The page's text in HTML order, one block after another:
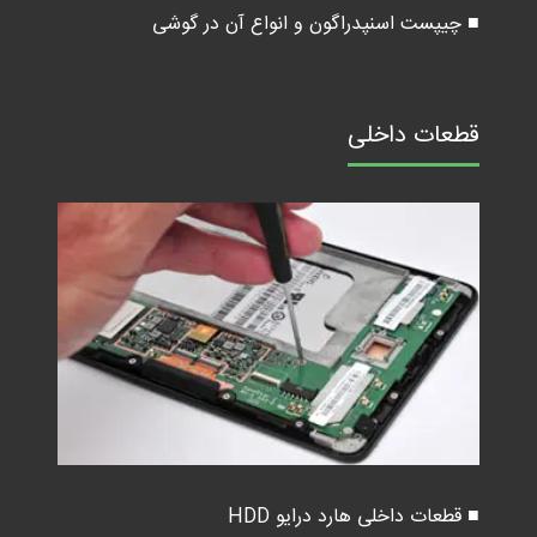
■ چیپست اسنپدراگون و انواع آن در گوشی
قطعات داخلی
■ قطعات داخلی هارد درایو HDD